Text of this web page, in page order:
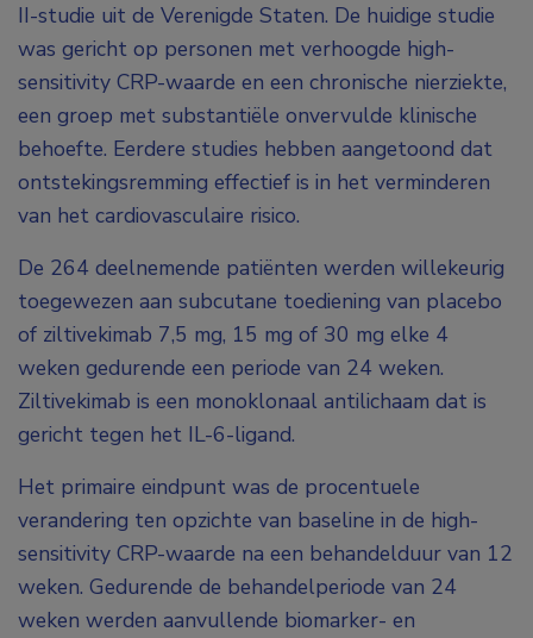
II-studie uit de Verenigde Staten. De huidige studie
was gericht op personen met verhoogde high-
sensitivity CRP-waarde en een chronische nierziekte,
een groep met substantiële onvervulde klinische
behoefte. Eerdere studies hebben aangetoond dat
ontstekingsremming effectief is in het verminderen
van het cardiovasculaire risico.
De 264 deelnemende patiënten werden willekeurig
toegewezen aan subcutane toediening van placebo
of ziltivekimab 7,5 mg, 15 mg of 30 mg elke 4
weken gedurende een periode van 24 weken.
Ziltivekimab is een monoklonaal antilichaam dat is
gericht tegen het IL-6-ligand.
Het primaire eindpunt was de procentuele
verandering ten opzichte van baseline in de high-
sensitivity CRP-waarde na een behandelduur van 12
weken. Gedurende de behandelperiode van 24
weken werden aanvullende biomarker- en